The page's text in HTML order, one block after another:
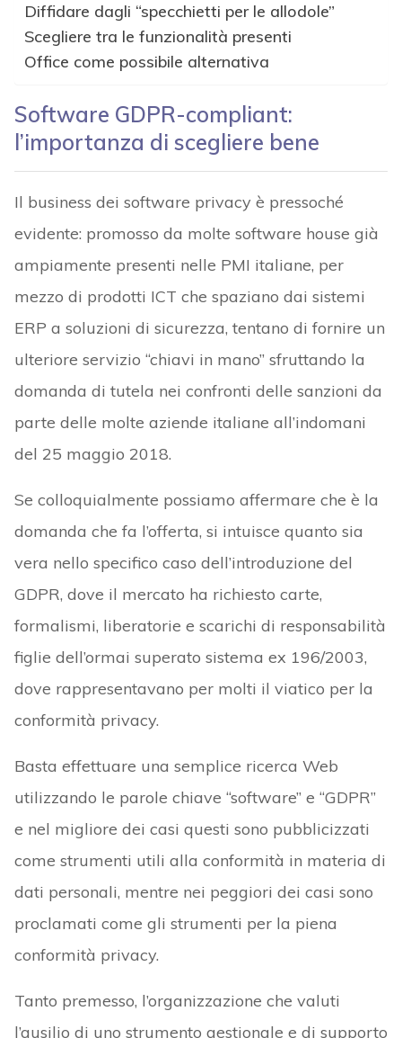
Diffidare dagli “specchietti per le allodole”
Scegliere tra le funzionalità presenti
Office come possibile alternativa
Software GDPR-compliant:
l’importanza di scegliere bene
Il business dei software privacy è pressoché
evidente: promosso da molte software house già
ampiamente presenti nelle PMI italiane, per
mezzo di prodotti ICT che spaziano dai sistemi
ERP a soluzioni di sicurezza, tentano di fornire un
ulteriore servizio “chiavi in mano” sfruttando la
domanda di tutela nei confronti delle sanzioni da
parte delle molte aziende italiane all’indomani
del 25 maggio 2018.
Se colloquialmente possiamo affermare che è la
domanda che fa l’offerta, si intuisce quanto sia
vera nello specifico caso dell’introduzione del
GDPR, dove il mercato ha richiesto carte,
formalismi, liberatorie e scarichi di responsabilità
figlie dell’ormai superato sistema ex 196/2003,
dove rappresentavano per molti il viatico per la
conformità privacy.
Basta effettuare una semplice ricerca Web
utilizzando le parole chiave “software” e “GDPR”
e nel migliore dei casi questi sono pubblicizzati
come strumenti utili alla conformità in materia di
dati personali, mentre nei peggiori dei casi sono
proclamati come gli strumenti per la piena
conformità privacy.
Tanto premesso, l’organizzazione che valuti
l’ausilio di uno strumento gestionale e di supporto